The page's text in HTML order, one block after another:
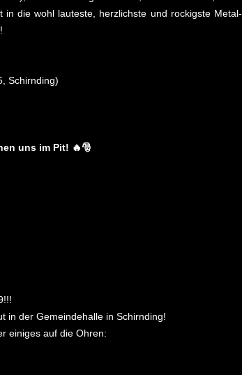
die wohl lauteste, herzlichste und rockigste Metal-
Schirnding)
uns im Pit! 🔥🎅
in der Gemeindehalle in Schirnding!
einiges auf die Ohren: